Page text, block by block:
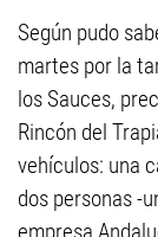
Según pudo
martes por la
los Sauces,
Rincón del
vehículos: una
dos personas -